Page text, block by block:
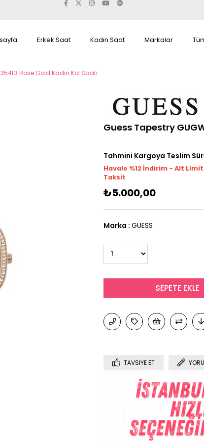
Erkek Saat Kadın Saat Markalar
Rose Gold Kadın Kol Saati
Guess Tapestry
Tahmini Kargoya Teslim
Havale %12 İndirim - Alt Limit
Taksit
₺5.000,00
Marka : GUESS
TAVSIYE ET